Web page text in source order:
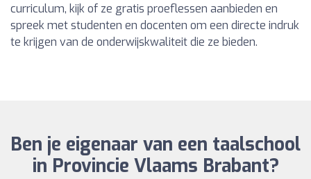
curriculum, kijk of ze gratis proeflessen aanbieden en
spreek met studenten en docenten om een directe indruk
te krijgen van de onderwijskwaliteit die ze bieden.
Ben je eigenaar van een taalschool
in Provincie Vlaams Brabant?